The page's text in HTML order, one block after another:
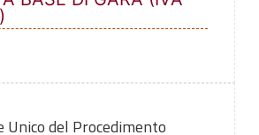
Unico del Procedimento